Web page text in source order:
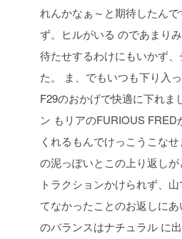
れんかなぁ～と期待したん
ず。ヒルがいる のであまり
待たせするわけにもいかず
た。
ま、でもいつも下り入
F29のおかげで快適に下れま
ン もリアのFURIOUS FRED
くれるもんでけっこうこなせ
の泥っぽいとこの上り返し
トラクションかけられず、山
てなかったことのお返しに
のバランスはナチュラル に